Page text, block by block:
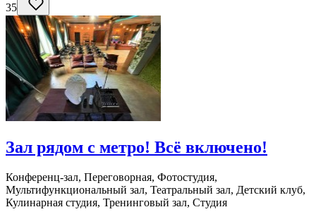
35
Зал рядом с метро! Всё включено!
Конференц-зал, Переговорная, Фотостудия,
Мультифункциональный зал, Театральный зал, Детский клуб,
Кулинарная студия, Тренинговый зал, Студия